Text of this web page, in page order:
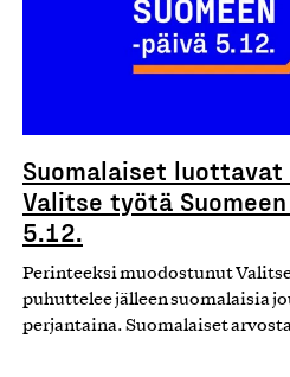
Suomalaiset
Valitse työtä
5.12.
Perinteeksi muodostunut
puhuttelee jälleen suomalaisia
perjantaina. Suomalaiset